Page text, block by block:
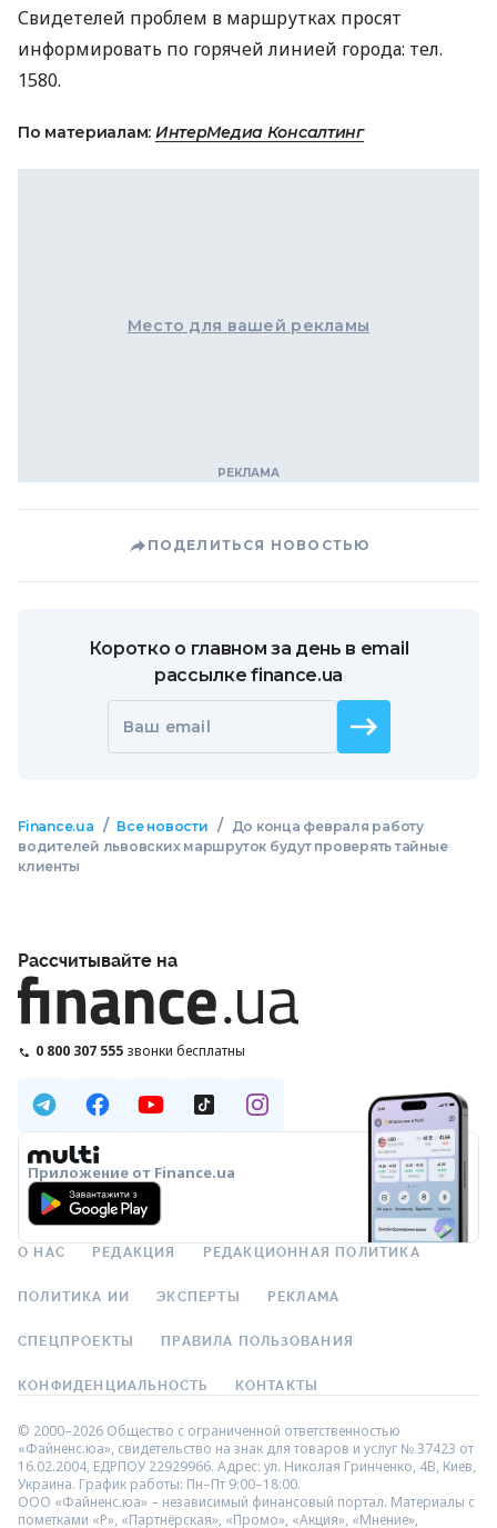
Свидетелей проблем в маршрутках просят
информировать по горячей линией города: тел.
1580.
По материалам: ИнтерМедиа Консалтинг
Место для вашей рекламы
ПОДЕЛИТЬСЯ НОВОСТЬЮ
Коротко о главном за день в email
рассылке finance.ua
Ваш email
Finance.ua / Все новости /
До конца февраля работу
водителей львовских маршруток будут проверять тайные
клиенты
Рассчитывайте на
0 800 307 555 звонки бесплатны
Приложение от Finance.ua
О НАС РЕДАКЦИЯ РЕДАКЦИОННАЯ ПОЛИТИКА
ПОЛИТИКА ИИ ЭКСПЕРТЫ РЕКЛАМА
СПЕЦПРОЕКТЫ ПРАВИЛА ПОЛЬЗОВАНИЯ
КОНФИДЕНЦИАЛЬНОСТЬ КОНТАКТЫ
© 2000–2026 Общество с ограниченной ответственностью
«Файненс.юа», свидетельство на знак для товаров и услуг № 37423 от
16.02.2004, ЕДРПОУ 22929966. Адрес: ул. Николая Гринченко, 4В, Киев,
Украина. График работы: Пн–Пт 9:00–18:00.
ООО «Файненс.юа» – независимый финансовый портал. Материалы с
пометками «Р», «Партнёрская», «Промо», «Акция», «Мнение»,